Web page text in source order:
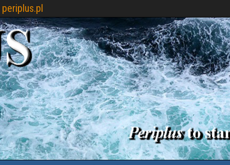
periplus.pl